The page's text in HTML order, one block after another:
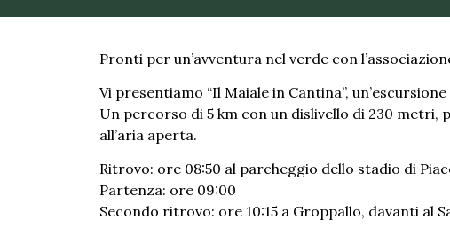
Pronti per un’avventura nel verde con
Vi presentiamo “Il Maiale in Cantina”,
Un percorso di 5 km con un dislivello di 230
all’aria aperta.
Ritrovo: ore 08:50 al parcheggio dello stadio di
Partenza: ore 09:00
Secondo ritrovo: ore 10:15 a Groppallo, davanti al